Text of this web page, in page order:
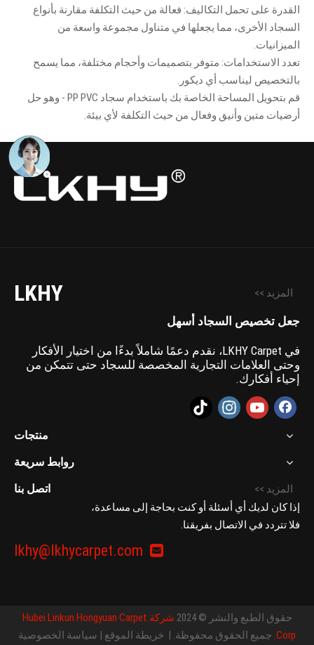
القدرة على تحمل التكاليف: فعالة من حيث التكلفة مقارنة بأنواع
السجاد الأخرى، مما يجعلها في متناول مجموعة واسعة من
الميزانيات.
تعدد الاستخدامات: متوفر بتصميمات وأحجام مختلفة، مما يسمح
بالتخصيص ليناسب أي ديكور.
قم بتحويل المساحة الخاصة بك باستخدام سجاد PP PVC - وهو حل
أرضيات متين وأنيق وفعال من حيث التكلفة لأي بيئة.
LKHY المزيد >>
جعل تخصيص السجاد أسهل
في LKHY Carpet، نقدم دعمًا شاملاً بدءًا من اختيار الأفكار
وحتى العلامات التجارية المخصصة للسجاد حتى تتمكن من
إحياء أفكارك.
منتجات
روابط سريعة
اتصل بنا
المزيد >>
إذا كان لديك أي أسئلة أو كنت بحاجة إلى مساعدة،
فلا تتردد في الاتصال بفريقنا.

lkhy@lkhycarpet.com
حقوق الطبع والنشر © 2024
شركة Hubei Linkun Hongyuan Carpet
Corp. جميع الحقوق محفوظة. | خريطة الموقع سياسة الخصوصية